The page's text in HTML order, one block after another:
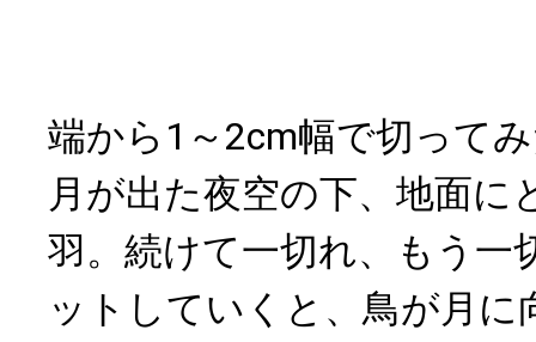
端から1～2cm幅で切って
月が出た夜空の下、地面に
羽。続けて一切れ、もう一
ットしていくと、鳥が月